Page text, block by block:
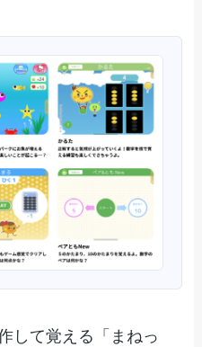
して覚える「まねっ